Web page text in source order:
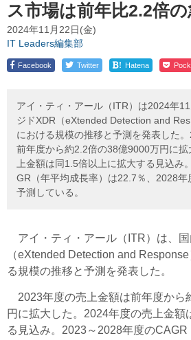
ス市場は前年比2.2倍
2024年11月22日(金)
IT Leaders編集部
Facebook Twitter ! Hatena
アイ・ティ・アール（ITR）は2024年
ジドXDR（eXtended Detection and
における規模の推移と予測を発表した
前年度から約2.2倍の38億9000万円に
上金額は同1.5倍以上に拡大する見込み
GR（年平均成長率）は22.7％、2028年
予測している。
アイ・ティ・アール（ITR）は、
（eXtended Detection and
る規模の推移と予測を発表した。
2023年度の売上金額は前年度から
円に拡大した。2024年度の売上金額
る見込み。2023～2028年度の